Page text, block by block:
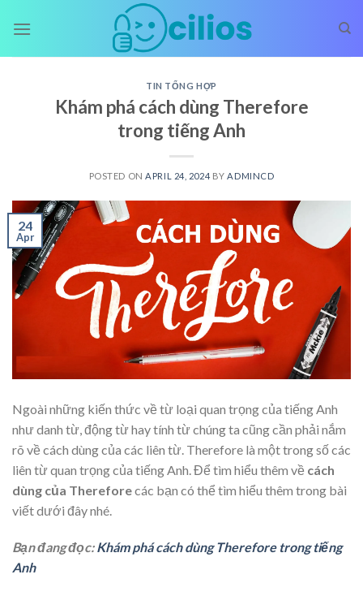
TIN TỔNG HỢP
Khám phá cách dùng Therefore
trong tiếng Anh
POSTED ON APRIL 24, 2024 BY ADMINCD
24
Apr
Ngoài những kiến thức về từ loại quan trọng của tiếng Anh
như danh từ, động từ hay tính từ chúng ta cũng cần phải nắm
rõ về cách dùng của các liên từ. Therefore là một trong số các
liên từ quan trọng của tiếng Anh. Để tìm hiểu thêm về cách
dùng của Thereforecác bạn có thể tìm hiểu thêm trong bài
viết dưới đây nhé.
Bạn đang đọc:Khám phá cách dùng Therefore trong tiếng
Anh